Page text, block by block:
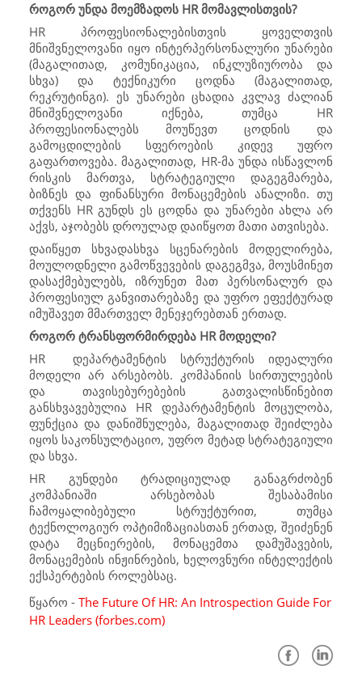
როგორ უნდა მოემზადოს HR მომავლისთვის?
HR პროფესიონალებისთვის ყოველთვის
მნიშვნელოვანი იყო ინტერპერსონალური უნარები
(მაგალითად, კომუნიკაცია, ინკლუზიურობა და
სხვა) და ტექნიკური ცოდნა (მაგალითად,
რეკრუტინგი). ეს უნარები ცხადია კვლავ ძალიან
მნიშვნელოვანი იქნება, თუმცა HR
პროფესიონალებს მოუწევთ ცოდნის და
გამოცდილების სფეროების კიდევ უფრო
გაფართოვება. მაგალითად, HR-მა უნდა ისწავლონ
რისკის მართვა, სტრატეგიული დაგეგმარება,
ბიზნეს და ფინანსური მონაცემების ანალიზი. თუ
თქვენს HRგუნდს ეს ცოდნა და უნარები ახლა არ
აქვს, აჯობებს დროულად დაიწყოთ მათი ათვისება.
დაიწყეთ სხვადასხვა სცენარების მოდელირება,
მოულოდნელი გამოწვევების დაგეგმვა, მოუსმინეთ
დასაქმებულებს, იზრუნეთ მათ პერსონალურ და
პროფესიულ განვითარებაზე და უფრო ეფექტურად
იმუშავეთ მმართველ მენეჯერებთან ერთად.
როგორ ტრანსფორმირდება HR მოდელი?
HR დეპარტამენტის სტრუქტურის იდეალური
მოდელი არ არსებობს. კომპანიის სირთულეების
და თავისებურებების გათვალისწინებით
განსხვავებულია HR დეპარტამენტის მოცულობა,
ფუნქცია და დანიშნულება, მაგალითად შეიძლება
იყოს საკონსულტაციო, უფრო მეტად სტრატეგიული
და სხვა.
HR გუნდები ტრადიციულად განაგრძობენ
კომპანიაში არსებობას შესაბამისი
ჩამოყალიბებული სტრუქტურით, თუმცა
ტექნოლოგიურ ოპტიმიზაციასთან ერთად, შეიძენენ
დატა მეცნიერების, მონაცემთა დამუშავების,
მონაცემების ინჟინრების, ხელოვნური ინტელექტის
ექსპერტების როლებსაც.
წყარო - The Future Of HR: An Introspection Guide For
HR Leaders (forbes.com)